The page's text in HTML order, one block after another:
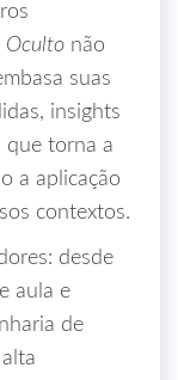
Oculto não
suas
insights
que torna a
a aplicação
contextos.
desde
aula e
de